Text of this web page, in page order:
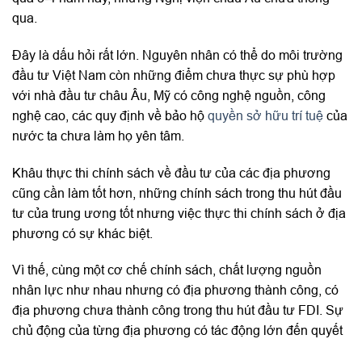
qua.
Đây là dấu hỏi rất lớn. Nguyên nhân có thể do môi trường
đầu tư Việt Nam còn những điểm chưa thực sự phù hợp
với nhà đầu tư châu Âu, Mỹ có công nghệ nguồn, công
nghệ cao, các quy định về bảo hộ quyền sở hữu trí tuệ của
nước ta chưa làm họ yên tâm.
Khâu thực thi chính sách về đầu tư của các địa phương
cũng cần làm tốt hơn, những chính sách trong thu hút đầu
tư của trung ương tốt nhưng việc thực thi chính sách ở địa
phương có sự khác biệt.
Vì thế, cùng một cơ chế chính sách, chất lượng nguồn
nhân lực như nhau nhưng có địa phương thành công, có
địa phương chưa thành công trong thu hút đầu tư FDI. Sự
chủ động của từng địa phương có tác động lớn đến quyết